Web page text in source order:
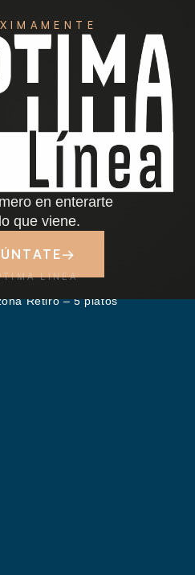
en enterarte
que viene.
→
LÍNEA
Retiro: nuestra
ha llegado
y sabor junto al
Parque del Retiro en
Retiro
Retiro – 5 platos